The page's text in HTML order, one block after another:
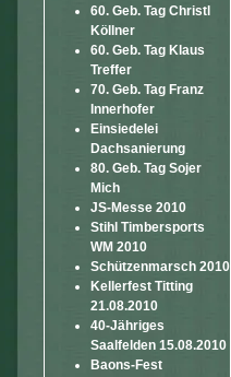
60. Geb. Tag Christl
Köllner
60. Geb. Tag Klaus
Treffer
70. Geb. Tag Franz
Innerhofer
Einsiedelei
Dachsanierung
80. Geb. Tag Sojer
Mich
JS-Messe 2010
Stihl Timbersports
WM 2010
Schützenmarsch 2010
Kellerfest Titting
21.08.2010
40-Jähriges
Saalfelden 15.08.2010
Baons-Fest